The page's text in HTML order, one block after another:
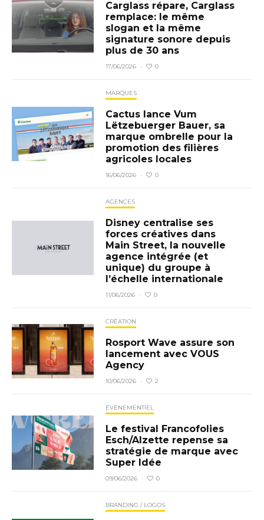
Carglass répare, Carglass
remplace: le même
slogan et la même
signature sonore depuis
plus de 30 ans
17/06/2026 · 0
MARQUES
Cactus lance Vum
Lëtzebuerger Bauer, sa
marque ombrelle pour la
promotion des filières
agricoles locales
16/06/2026 · 0
AGENCES
Disney centralise ses
forces créatives dans
Main Street, la nouvelle
agence intégrée (et
unique) du groupe à
l’échelle internationale
11/06/2026 · 0
CRÉATION
Rosport Wave assure son
lancement avec VOUS
Agency
10/06/2026 · 2
ÉVÉNEMENTIEL
Le festival Francofolies
Esch/Alzette repense sa
stratégie de marque avec
Super Idée
09/06/2026 · 0
BRANDING / LOGOS